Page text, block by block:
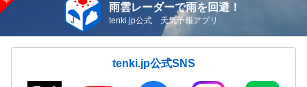
雨雲レーダーで雨を回避！
tenki.jp公式 天気予報アプリ
tenki.jp公式SNS